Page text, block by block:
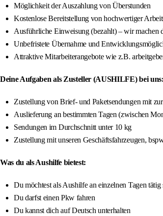
Möglichkeit der Auszahlung von Überstunden
Kostenlose Bereitstellung von hochwertiger
Ausführliche Einweisung (bezahlt) – wir machen
Unbefristete Übernahme und
Attraktive Mitarbeiterangebote wie z.B.
Deine Aufgaben als Zusteller (AUSHILFE) bei uns:
Zustellung von Brief- und Paketsendungen mit
Auslieferung an bestimmten Tagen (zwischen
Sendungen im Durchschnitt unter 10 kg
Zustellung mit unseren Geschäftsfahrzeugen,
Was du als Aushilfe bietest:
Du möchtest als Aushilfe an einzelnen Tagen
Du darfst einen Pkw fahren
Du kannst dich auf Deutsch unterhalten